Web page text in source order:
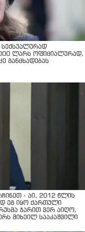
სექსუალურად
ლარს ოფიციალურად,
განცხადებას
- აი, 2012 წლის
ეგ იყო ქართული
ჯარით ვერ აიღო,
მიხეილ სააკაშვილი